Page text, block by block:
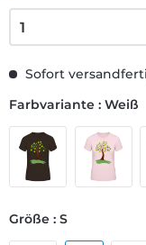
Sofort
Farbvariante : Weiß
Größe : S